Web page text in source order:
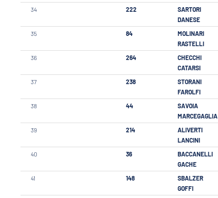
34
222
SARTORI
DANESE
35
84
MOLINARI
RASTELLI
36
264
CHECCHI
CATARSI
37
238
STORANI
FAROLFI
38
44
SAVOIA
MARCEGAGLIA
39
214
ALIVERTI
LANCINI
40
36
BACCANELLI
GACHE
41
148
SBALZER
GOFFI